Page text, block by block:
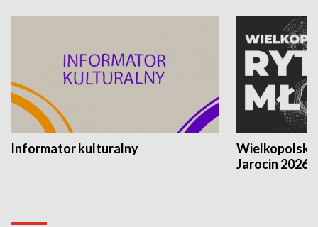
Informator kulturalny
Jarocin 2026